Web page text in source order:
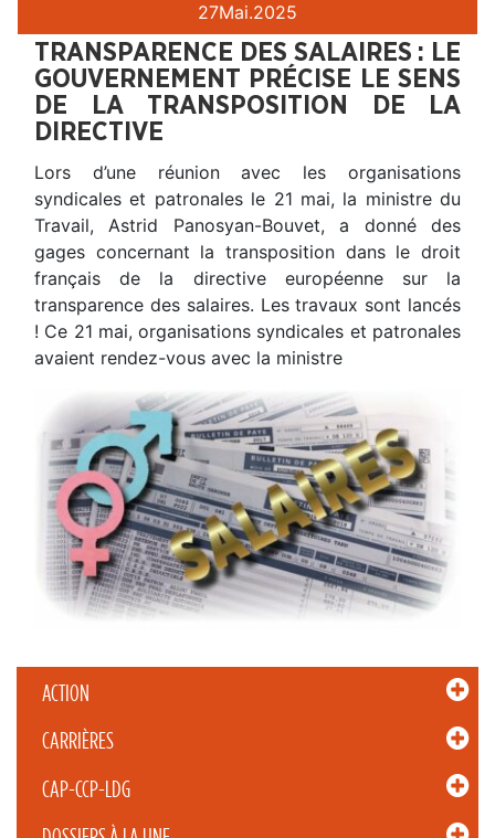
ACTION
CARRIÈRES
CAP-CCP-LDG
27Mai.2025
TRANSPARENCE DES SALAIRES : LE
GOUVERNEMENT PRÉCISE LE SENS
DE LA TRANSPOSITION DE LA
DIRECTIVE
Lors d’une réunion avec les organisations
syndicales et patronales le 21 mai, la ministre du
Travail, Astrid Panosyan-Bouvet, a donné des
gages concernant la transposition dans le droit
français de la directive européenne sur la
transparence des salaires. Les travaux sont lancés
! Ce 21 mai, organisations syndicales et patronales
avaient rendez-vous avec la ministre